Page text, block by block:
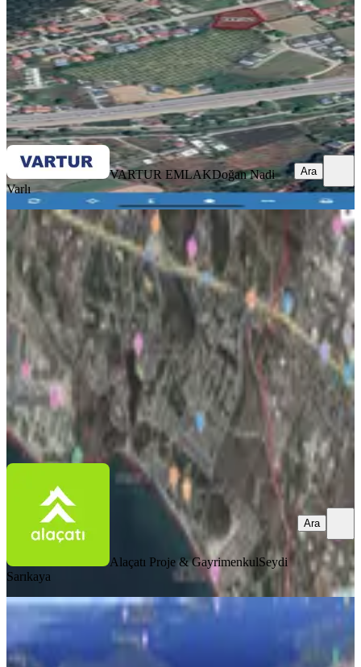
32.500.000 ₺
VARTUR EMLAKDoğan Nadi Varlı
Ara
VARTUR EMLAKDoğan Nadi
Varlı
Ara
Muğla Fethiyede/denize 800 M/ayrık
Nizam/yol Cephe Villa Parseli
Fethiye, Kargı Mahallesi
402 m² ·34.826/m² · 02.05.2026
14.000.000 ₺
Alaçatı Proje & Gayrimenkul Seydi Sarıkaya
Ara
Alaçatı Proje & GayrimenkulSeydi
Sarıkaya
Ara
Muğla Fethiye Göcek'te Satılık
Zeytinlik